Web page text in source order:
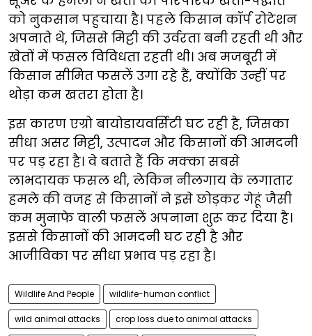
को नुकसान पहुचाया है। पहले किसान कॉर्प रोटेशन
अपनाते थे, जिससे मिट्टी की उर्वरता बनी रहती थी और
खेतों में फसल विविधता रहती थी। अब मजबूरी में
किसान सीमित फसलें उगा रहे हैं, क्योंकि उन्हीं पर
थोड़ा कम खतरा होता है।
इस कारण एग्रो बायोडायवर्सिटी घट रही है, जिसका
सीधा असर मिट्टी, उत्पादन और किसानों की आमदनी
पर पड़ रहा है। वे बताते हैं कि मक्का सबसे
लाभदायक फसल थी, लेकिन नीलगाय के लगातार
हमले की वजह से किसानों ने इसे छोड़कर गेहूं जैसी
कम मुनाफे वाली फसलें अपनाना शुरू कर दिया है।
इससे किसानों की आमदनी घट रही है और
आजीविका पर सीधा प्रभाव पड़ रहा है।
Wildlife And People wildlife-human conflict
wild animal attacks crop loss due to animal attacks